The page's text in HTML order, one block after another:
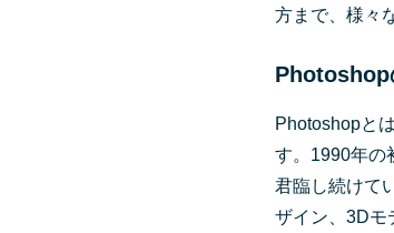
方まで、様々
Photoshop
Photoshopと
す。1990年の
君臨し続けて
ザイン、3Dモ